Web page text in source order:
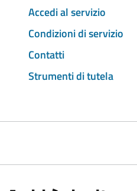
Accedi al servizio
Condizioni di servizio
Contatti
Strumenti di tutela